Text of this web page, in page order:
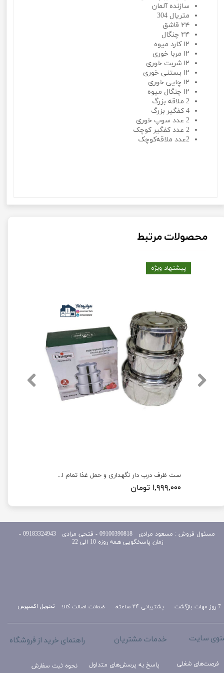
سازنده آلمان
متریال 304
۲۴ قاشق
۲۴ چنگال
۱۲ کارد میوه
۱۲ مربا خوری
۱۲ شربت خوری
۱۲ بستنی خوری
۱۲ چایی خوری
۱۲ چنگال میوه
2 ملاقه بزرگ
4 کفگیر بزرگ
2 عدد سوپ خوری
2 عدد کفگیر کوچک
2عدد ملاقه‌کوچک
محصولات مرتبط
ست ظرف درب دار نگهداری و حمل غذا تمام استیل یونیک مدل Unique KL-19194
۱,۹۹۹,۰۰۰ تومان
پیشنهاد ویژه
تحویل اکسپرس پشتیبانی ۲۴ ساعته 7 روز مهلت بازگشت ضمانت اصالت کالا
راهنمای خرید از فروشگاه
نحوه ثبت سفارش
خدمات مشتریان
پاسخ به پرسش‌های متداول
سایت
فرصت‌های شغلی
مسئول
فروش : مسعود مرادی 09100390818​​​​​​​ ​​​​​​​- فتحی مرادی 09183324943 -
زمان پاسخگویی همه روزه 10 الی 22